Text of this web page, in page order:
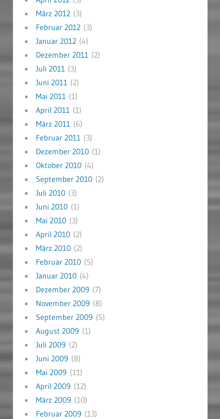
März 2012(3)
Februar 2012(3)
Januar 2012(4)
Dezember 2011 (2)
Juli 2011 (3)
Juni 2011 (2)
Mai 2011 (1)
April 2011 (1)
März 2011 (6)
Februar 2011 (3)
Dezember 2010(1)
Oktober 2010(4)
September 2010(2)
Juli 2010(3)
Juni 2010(1)
Mai 2010(3)
April 2010(2)
März 2010(2)
Februar 2010(5)
Januar 2010(4)
Dezember 2009 (7)
November 2009 (8)
September 2009 (5)
August 2009 (1)
Juli 2009 (2)
Juni 2009 (8)
Mai 2009 (11)
April 2009 (12)
März 2009 (10)
Februar 2009 (13)